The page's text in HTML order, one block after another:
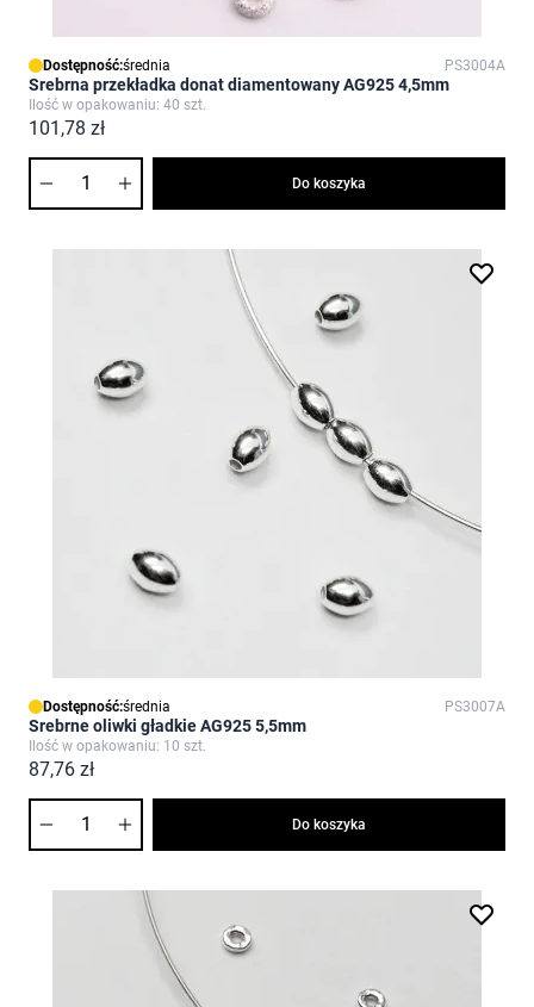
Dostępność:średnia PS3004A
Srebrna przekładka donat diamentowany AG925 4,5mm
Ilość w opakowaniu: 40 szt.
101,78 zł
Do koszyka
Dostępność:średnia PS3007A
Srebrne oliwki gładkie AG925 5,5mm
Ilość w opakowaniu: 10 szt.
87,76 zł
Do koszyka